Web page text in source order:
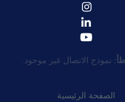
نموذج الاتصال غير موجود.
الصفحة الرئيسية